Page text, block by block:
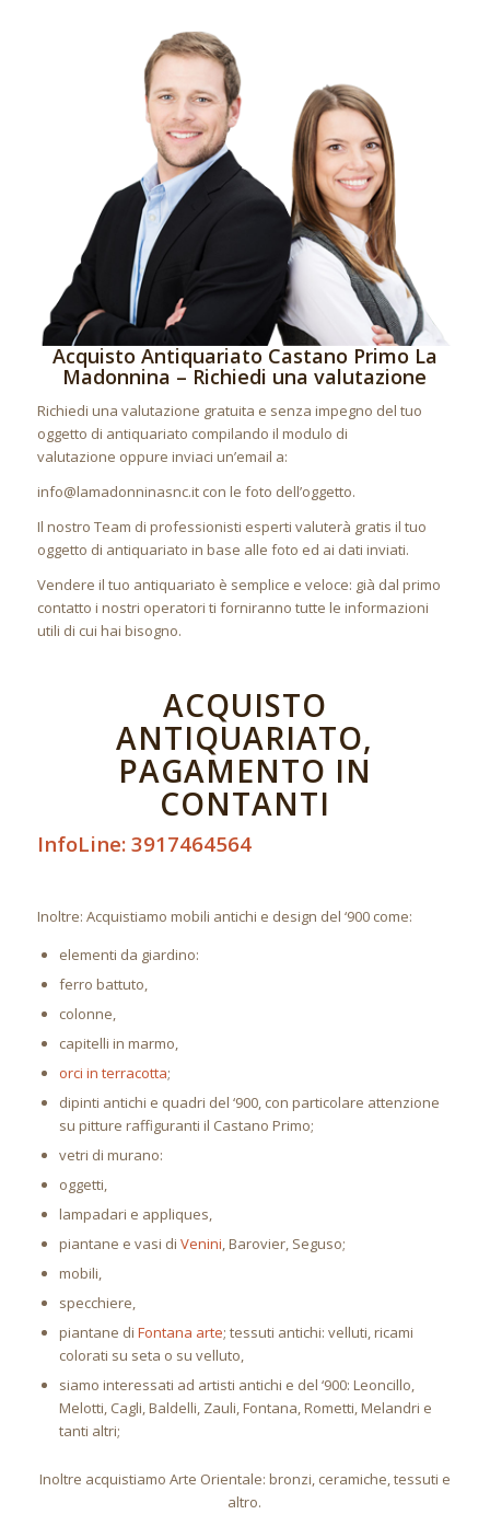
Acquisto Antiquariato Castano Primo La
Madonnina – Richiedi una valutazione
Richiedi una valutazione gratuita e senza impegno del tuo
oggetto di antiquariato compilando il modulo di
valutazione oppure inviaci un’email a:
info@lamadonninasnc.it con le foto dell’oggetto.
Il nostro Team di professionisti esperti valuterà gratis il tuo
oggetto di antiquariato in base alle foto ed ai dati inviati.
Vendere il tuo antiquariato è semplice e veloce: già dal primo
contatto i nostri operatori ti forniranno tutte le informazioni
utili di cui hai bisogno.
ACQUISTO
ANTIQUARIATO,
PAGAMENTO IN
CONTANTI
InfoLine: 3917464564
Inoltre: Acquistiamo mobili antichi e design del ‘900 come:
elementi da giardino:
ferro battuto,
colonne,
capitelli in marmo,
orci in terracotta;
dipinti antichi e quadri del ‘900, con particolare attenzione
su pitture raffiguranti il Castano Primo;
vetri di murano:
oggetti,
lampadari e appliques,
piantane e vasi di Venini, Barovier, Seguso;
mobili,
specchiere,
piantane di Fontana arte; tessuti antichi: velluti, ricami
colorati su seta o su velluto,
siamo interessati ad artisti antichi e del ‘900: Leoncillo,
Melotti, Cagli, Baldelli, Zauli, Fontana, Rometti, Melandri e
tanti altri;
Inoltre acquistiamo Arte Orientale: bronzi, ceramiche, tessuti e
altro.